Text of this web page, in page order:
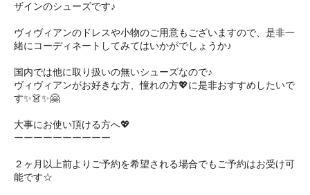
ザインのシューズです♪
ヴィヴィアンのドレスや小物のご用意もございますので、是非一
緒にコーディネートしてみてはいかがでしょうか♪
国内では他に取り扱いの無いシューズなので♪
ヴィヴィアンがお好きな方、憧れの方💖に是非おすすめしたいで
す✨👗✨🤗 ㅤㅤ
大事にお使い頂ける方へ💖
ーーーーーーーーーー
２ヶ月以上前よりご予約を希望される場合でもご予約はお受け可
能です☆